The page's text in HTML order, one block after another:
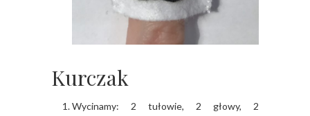
Kurczak
Wycinamy: 2 tułowie, 2 głowy, 2